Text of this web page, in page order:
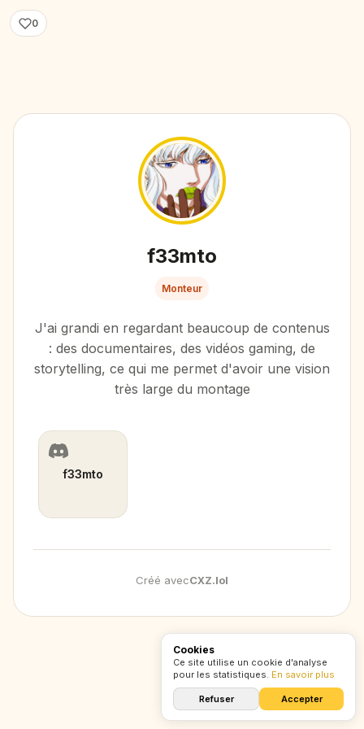
0
f33mto
Monteur
J'ai grandi en regardant beaucoup de contenus
: des documentaires, des vidéos gaming, de
storytelling, ce qui me permet d'avoir une vision
très large du montage
f33mto
Créé avecCXZ.lol
Cookies
Ce site utilise un cookie d'analyse
pour les statistiques. En savoir plus
Refuser Accepter